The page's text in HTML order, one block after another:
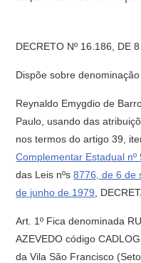
DECRETO Nº 16.186, DE
Dispõe sobre
Reynaldo Emygdio de
Paulo, usando das
nos termos do artigo 39,
Complementar Estadual
das Leis nºs8776, de 6 de
de junho de 1979 ,
Art. 1º Fica denominada
AZEVEDO código
da Vila São Francisco